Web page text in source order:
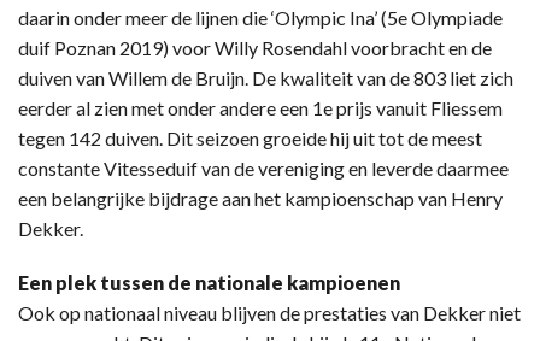
daarin onder meer de lijnen die ‘Olympic Ina’ (5e Olympiade
duif Poznan 2019) voor Willy Rosendahl voorbracht en de
duiven van Willem de Bruijn. De kwaliteit van de 803 liet zich
eerder al zien met onder andere een 1e prijs vanuit Fliessem
tegen 142 duiven. Dit seizoen groeide hij uit tot de meest
constante Vitesseduif van de vereniging en leverde daarmee
een belangrijke bijdrage aan het kampioenschap van Henry
Dekker.
Een plek tussen de nationale kampioenen
Ook op nationaal niveau blijven de prestaties van Dekker niet